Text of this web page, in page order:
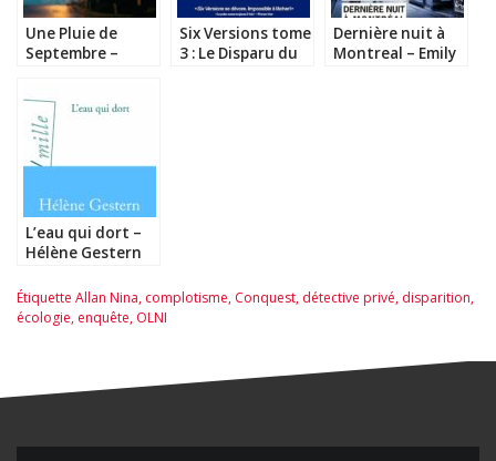
Une Pluie de
Septembre –
Six Versions tome
3 : Le Disparu du
Dernière nuit à
Montreal – Emily
L’eau qui dort –
Hélène Gestern
Étiquette Allan Nina, complotisme, Conquest, détective privé, disparition,
écologie, enquête, OLNI